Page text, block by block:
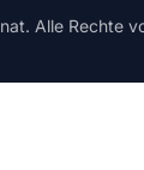
Alle Rechte